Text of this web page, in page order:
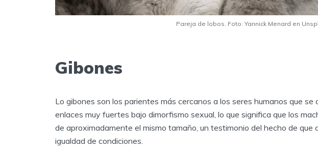
Pareja de lobos. Foto: Yannick Menard en
Gibones
Lo gibones son los parientes más cercanos a los seres humanos que
enlaces muy fuertes bajo dimorfismo sexual, lo que significa que los
de aproximadamente el mismo tamaño, un testimonio del hecho de
igualdad de condiciones.